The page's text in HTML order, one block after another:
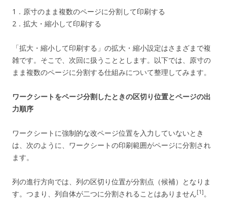
1．原寸のまま複数のページに分割して印刷する
2．拡大・縮小して印刷する
「拡大・縮小して印刷する」の拡大・縮小設定はさまざまで複
雑です。そこで、次回に扱うこととします。以下では、原寸の
まま複数のページに分割する仕組みについて整理してみます。
ワークシートをページ分割したときの区切り位置とページの出
力順序
ワークシートに強制的な改ページ位置を入力していないとき
は、次のように、ワークシートの印刷範囲がページに分割され
ます。
列の進行方向では、列の区切り位置が分割点（候補）となりま
す。つまり、列自体が二つに分割されることはありません[1] 。